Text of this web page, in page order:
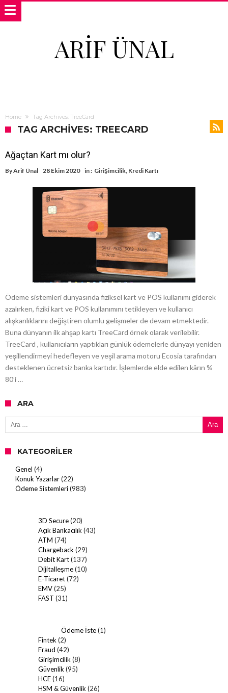
ARIF ÜNAL
Home Tag Archives: TreeCard
TAG ARCHIVES: TREECARD
Ağaçtan Kart mı olur?
ByArif Ünal 28 Ekim 2020 in : Girişimcilik, Kredi Kartı
Ödeme sistemleri dünyasında fiziksel kart ve POS kullanımı giderek
azalırken, fiziki kart ve POS kullanımını tetikleyen ve kullanıcı
alışkanlıklarını değiştiren olumlu gelişmeler de devam etmektedir.
Buna dünyanın ilk ahşap kartı TreeCard örnek olarak verilebilir.
TreeCard , kullanıcıların yaptıkları günlük ödemelerle dünyayı yeniden
yeşillendirmeyi hedefleyen ve yeşil arama motoru Ecosia tarafından
desteklenen ücretsiz banka kartıdır. İşlemlerde elde edilen kârın %
80’i …
ARA
Arama:
KATEGORILER
Genel (4)
Konuk Yazarlar(22)
Ödeme Sistemleri(983)
3D Secure(20)
Açık Bankacılık (43)
ATM (74)
Chargeback (29)
Debit Kart(137)
Dijitalleşme(10)
E-Ticaret(72)
EMV(25)
FAST (31)
Ödeme İste(1)
Fintek (2)
Fraud (42)
Girişimcilik (8)
Güvenlik (95)
HCE(16)
HSM & Güvenlik (26)